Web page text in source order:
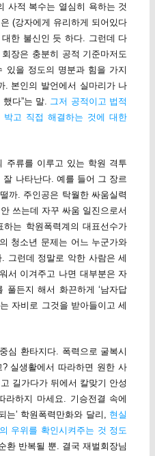
사적 복수는 열심히 욕하는 것
(강자에게 유리하게 되어있다
한 불신인 듯 하다. 그런데 다
장은 충분히 공적 기준마저도
있을 정도의 명분과 힘을 가지
. 본인의 발언에서 실마리가 나
다”는 말.
그저 공적이고 법적
박고 직접 해결하는 것에 대한
주류를 이루고 있는 학원 격투
나타난다. 예를 들어 그 장르
까. 주인공은 탁월한 싸움실력
쓰는데 자꾸 싸움 일진으로서
는 학원폭력계의 대표선수가
청소년 문제는 어느 누군가와
그런데 정말로 악한 사람은 세
서 이겨주고 나면 대부분은 자
풀든지 해서 화끈하게 ‘남자답
자비로 그것을 받아들이고 세
심 환타지다. 폭력으로 굴복시
실생활에서 따라하면 원한 사
길가다가 뒤에서 칼맞기 안성
라하지 마세요. 기승전결 속에
는’ 학원폭력만화와 달리, 현실
우위를 확인시켜주는 것 정도
환 반복될 뿐. 결국 재벌회장님